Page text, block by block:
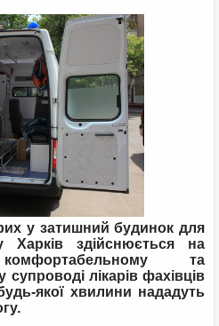
у затишний будинок для
Харків здійснюється на
комфортабельному та
лікарів фахівців
якої хвилини нададуть